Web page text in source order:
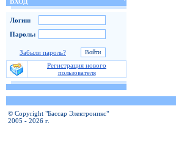
Логин:
Пароль:
Забыли пароль?
Регистрация нового
пользователя
© Copyright "Бассар Электроникс"
2005 - 2026 г.